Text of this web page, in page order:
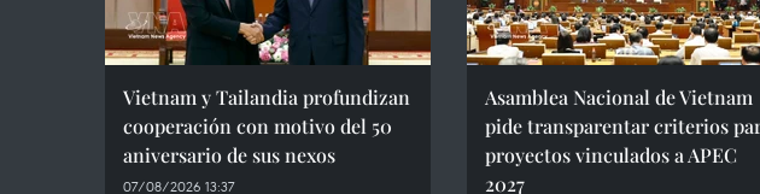
Vietnam y Tailandia profundizan
cooperación con motivo del 50
aniversario de sus nexos
07/08/2026 13:37
Asamblea Nacional de Vietnam
pide transparentar criterios
proyectos vinculados a APEC
2027